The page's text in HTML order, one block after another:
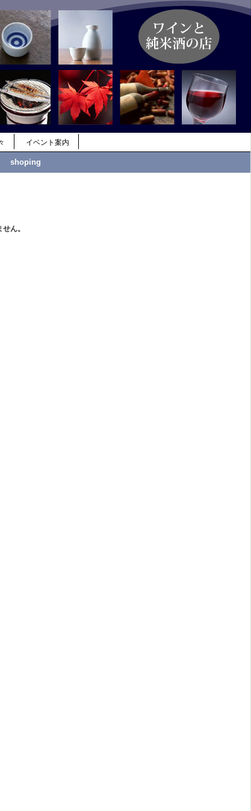
イベント案内
shoping
ん。